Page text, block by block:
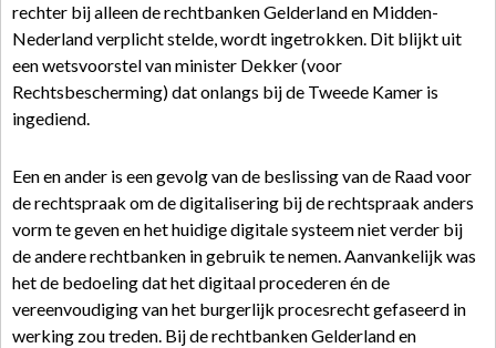
rechter bij alleen de rechtbanken Gelderland en Midden-
Nederland verplicht stelde, wordt ingetrokken. Dit blijkt uit
een wetsvoorstel van minister Dekker (voor
Rechtsbescherming) dat onlangs bij de Tweede Kamer is
ingediend.
Een en ander is een gevolg van de beslissing van de Raad voor
de rechtspraak om de digitalisering bij de rechtspraak anders
vorm te geven en het huidige digitale systeem niet verder bij
de andere rechtbanken in gebruik te nemen. Aanvankelijk was
het de bedoeling dat het digitaal procederen én de
vereenvoudiging van het burgerlijk procesrecht gefaseerd in
werking zou treden. Bij de rechtbanken Gelderland en